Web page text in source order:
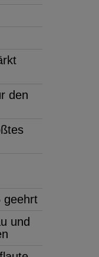
den
geehrt
und